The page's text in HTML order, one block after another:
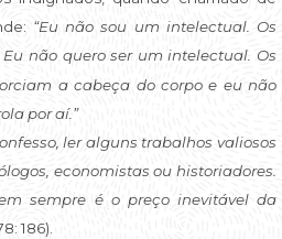
“Eu não sou um intelectual. Os
não quero ser um intelectual. Os
a cabeça do corpo e eu não
por aí.”
ler alguns trabalhos valiosos
economistas ou historiadores.
sempre é o preço inevitável da
186).